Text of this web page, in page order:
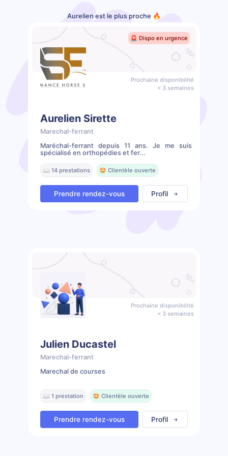
Aurelien est le plus proche 🔥
🚨 Dispo en urgence
Prochaine disponibilité
< 3 semaines
Aurelien Sirette
Marechal-ferrant
Maréchal-ferrant depuis 11 ans. Je me suis
spécialisé en orthopédies et fer...
📖 14 prestations 🤩 Clientèle ouverte
Prendre rendez-vous Profil
Prochaine disponibilité
< 3 semaines
Julien Ducastel
Marechal-ferrant
Marechal de courses
📖 1 prestation 🤩 Clientèle ouverte
Prendre rendez-vous Profil